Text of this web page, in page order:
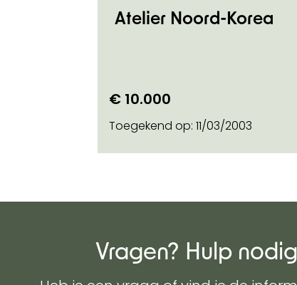
Atelier Noord-Korea
€ 10.000
Toegekend op: 11/03/2003
Vragen? Hulp